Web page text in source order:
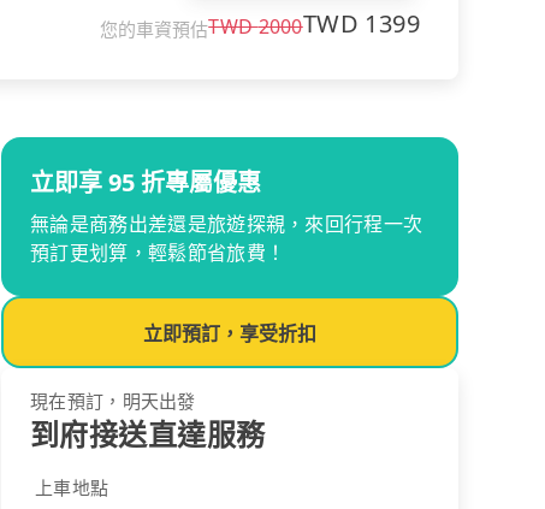
您的車資預估TWD2000TWD 1399
立即享 95 折專屬優惠
無論是商務出差還是旅遊探親，來回行程一次
預訂更划算，輕鬆節省旅費！
立即預訂，享受折扣
現在預訂，明天出發
到府接送直達服務
上車地點